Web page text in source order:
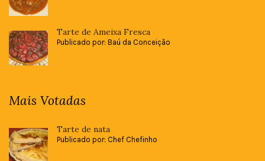
Tarte de Ameixa Fresca
Publicado por: Baú da Conceição
Mais Votadas
Tarte de nata
Publicado por: Chef Chefinho